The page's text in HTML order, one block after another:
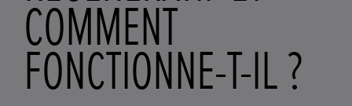
COMMENT
FONCTIONNE-T-IL ?